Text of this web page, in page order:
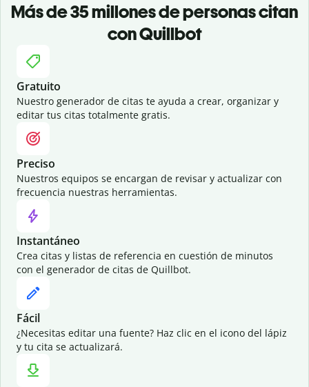
Más de 35 millones de personas citan
con Quillbot
Gratuito
Nuestro generador de citas te ayuda a crear, organizar y
editar tus citas totalmente gratis.
Preciso
Nuestros equipos se encargan de revisar y actualizar con
frecuencia nuestras herramientas.
Instantáneo
Crea citas y listas de referencia en cuestión de minutos
con el generador de citas de Quillbot.
Fácil
¿Necesitas editar una fuente? Haz clic en el icono del lápiz
y tu cita se actualizará.